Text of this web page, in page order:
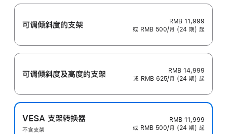
可调倾斜度的支架
RMB 11,999
或 RMB 500/月 (24 期) 起
可调倾斜度及高‍度的支‍架
RMB 14,999
或 RMB 625/月 (24 期) 起
VESA 支架转换器
不含支架
RMB 11,999
或 RMB 500/月 (24 期) 起